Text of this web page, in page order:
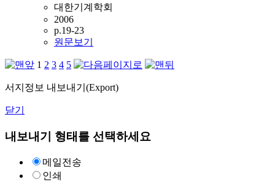
대한기계학회
2006
p.19-23
원문보기
1 2 3 4 5
서지정보 내보내기(Export)
닫기
내보내기 형태를 선택하세요
메일전송
인쇄